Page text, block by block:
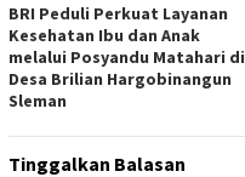
BRI Peduli Perkuat Layanan
Kesehatan Ibu dan Anak
melalui Posyandu Matahari di
Desa Brilian Hargobinangun
Sleman
Tinggalkan Balasan